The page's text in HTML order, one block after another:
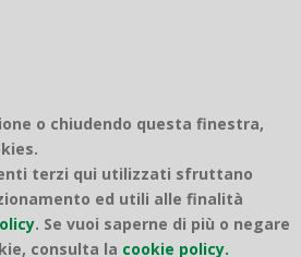
o chiudendo questa finestra,
terzi qui utilizzati sfruttano
ed utili alle finalità
. Se vuoi saperne di più o negare
consulta la cookie policy.